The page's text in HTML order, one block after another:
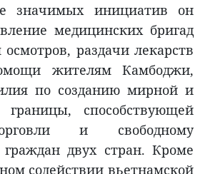
значимых инициатив он
медицинских бригад
раздачи лекарств
жителям Камбоджи,
по созданию мирной и
границы, способствующей
и свободному
двух стран. Кроме
содействии вьетнамской